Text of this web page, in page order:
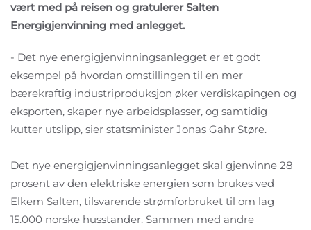
vært med på reisen og gratulerer Salten
Energigjenvinning med anlegget.
- Det nye energigjenvinningsanlegget er et godt
eksempel på hvordan omstillingen til en mer
bærekraftig industriproduksjon øker verdiskapingen og
eksporten, skaper nye arbeidsplasser, og samtidig
kutter utslipp, sier statsminister Jonas Gahr Støre.
Det nye energigjenvinningsanlegget skal gjenvinne 28
prosent av den elektriske energien som brukes ved
Elkem Salten, tilsvarende strømforbruket til om lag
15.000 norske husstander. Sammen med andre